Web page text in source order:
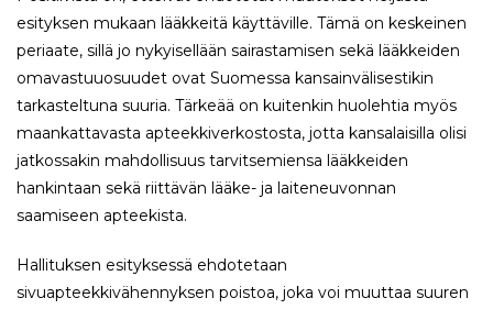
esityksen mukaan lääkkeitä käyttäville. Tämä on keskeinen
periaate, sillä jo nykyisellään sairastamisen sekä lääkkeiden
omavastuuosuudet ovat Suomessa kansainvälisestikin
tarkasteltuna suuria. Tärkeää on kuitenkin huolehtia myös
maankattavasta apteekkiverkostosta, jotta kansalaisilla olisi
jatkossakin mahdollisuus tarvitsemiensa lääkkeiden
hankintaan sekä riittävän lääke- ja laiteneuvonnan
saamiseen apteekista.
Hallituksen esityksessä ehdotetaan
sivuapteekkivähennyksen poistoa, joka voi muuttaa suuren